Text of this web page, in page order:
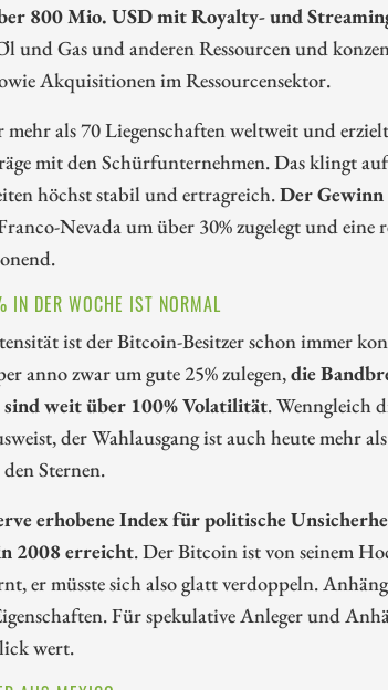
800 Mio. USD mit Royalty- und
und Gas und anderen Ressourcen und
Akquisitionen im Ressourcensektor.
als 70 Liegenschaften weltweit und
mit den Schürfunternehmen. Das klingt
höchst stabil und ertragreich.Der
Nevada um über 30% zugelegt und eine
IN DER WOCHE IST NORMAL
ist der Bitcoin-Besitzer schon immer
anno zwar um gute 25% zulegen,die
weit über 100% Volatilität. Wenngleich
der Wahlausgang ist auch heute mehr
Sternen.
erhobene Index für politische
2008 erreicht. Der Bitcoin ist von seinem
er müsste sich also glatt verdoppeln.
Für spekulative Anleger und
wert.